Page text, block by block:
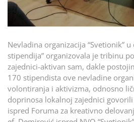
Nevladina organizacija “Svetionik”
stipendija” organizovala je tribinu
zajednici-aktivan sam, dakle
170 stipendista ove nevladine
volontiranja i aktivizma, odnosno
doprinosa lokalnoj zajednici
ispred Foruma za kreativno